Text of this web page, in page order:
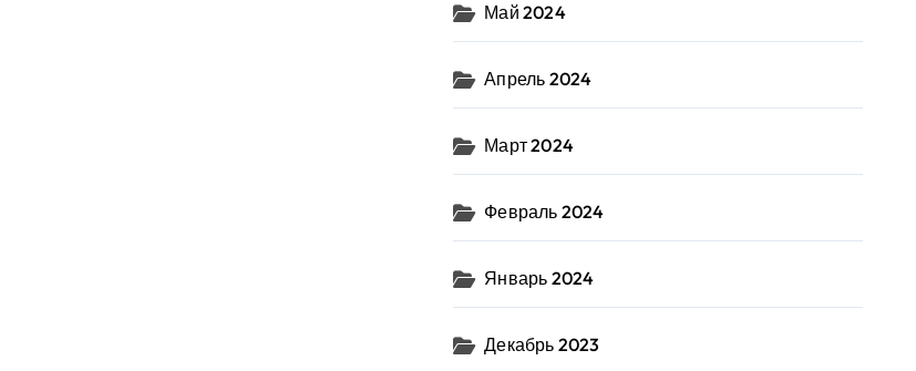
Май 2024
Апрель 2024
Март 2024
Февраль 2024
Январь 2024
Декабрь 2023